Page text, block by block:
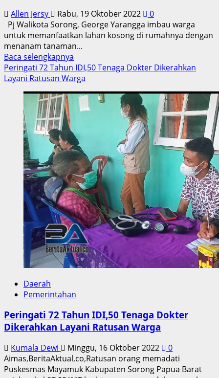
Allen Jersy Rabu, 19 Oktober 2022
0
Pj Walikota Sorong, George Yarangga imbau warga
untuk memanfaatkan lahan kosong di rumahnya dengan
menanam tanaman...
Baca selengkapnya
more
about
Ketahanan
Pangan
Tekan
Inflasi,
Pj
Walikota
Anjurkan
Warga
Manfaatkan
Lahan
Kosong
Peringati 72 Tahun IDI,50 Tenaga Dokter Dikerahkan
Layani Ratusan Warga
Daerah
Pemerintahan
Peringati 72 Tahun IDI,50 Tenaga Dokter
Dikerahkan Layani Ratusan Warga
Kumala Dewi Minggu, 16 Oktober 2022
0
Aimas,BeritaAktual,co,Ratusan orang memadati
Puskesmas Mayamuk Kabupaten Sorong Papua Barat